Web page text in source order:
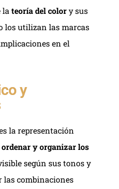
la teoría del colory sus
los utilizan las marcas
en el
y
la representación
ordenar y organizar los
según sus tonos y
las combinaciones